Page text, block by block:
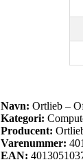
Navn: Ortlieb –
Kategori:
Producent:
Varenummer:
EAN: